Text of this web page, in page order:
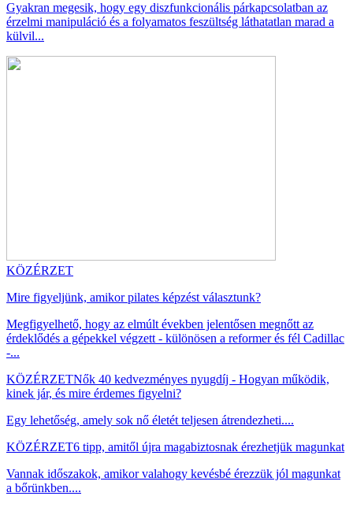
Gyakran megesik, hogy egy diszfunkcionális párkapcsolatban az
érzelmi manipuláció és a folyamatos feszültség láthatatlan marad a
külvil...
KÖZÉRZET
Mire figyeljünk, amikor pilates képzést választunk?
Megfigyelhető, hogy az elmúlt években jelentősen megnőtt az
érdeklődés a gépekkel végzett - különösen a reformer és fél Cadillac
-...
KÖZÉRZETNők 40 kedvezményes nyugdíj - Hogyan működik,
kinek jár, és mire érdemes figyelni?
Egy lehetőség, amely sok nő életét teljesen átrendezheti....
KÖZÉRZET6 tipp, amitől újra magabiztosnak érezhetjük magunkat
Vannak időszakok, amikor valahogy kevésbé érezzük jól magunkat
a bőrünkben....